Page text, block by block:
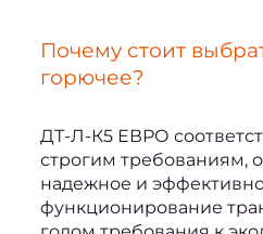
Почему стоит
горючее?
ДТ-Л-К5 ЕВРО
строгим требованиям,
надежное и
функционирование